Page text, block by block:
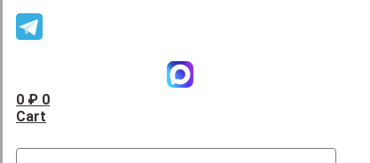
0 ₽ 0
Cart